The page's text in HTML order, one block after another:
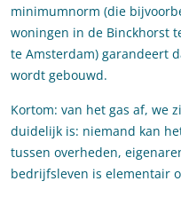
minimumnorm (die
woningen in de Binckhorst
te Amsterdam) garandeert
wordt gebouwd.
Kortom: van het gas af, we
duidelijk is: niemand kan
tussen overheden,
bedrijfsleven is elementair